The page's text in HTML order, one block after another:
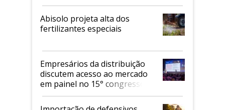
Abisolo projeta alta dos
fertilizantes especiais
Empresários da distribuição
discutem acesso ao mercado
em painel no 15° congresso
Andav